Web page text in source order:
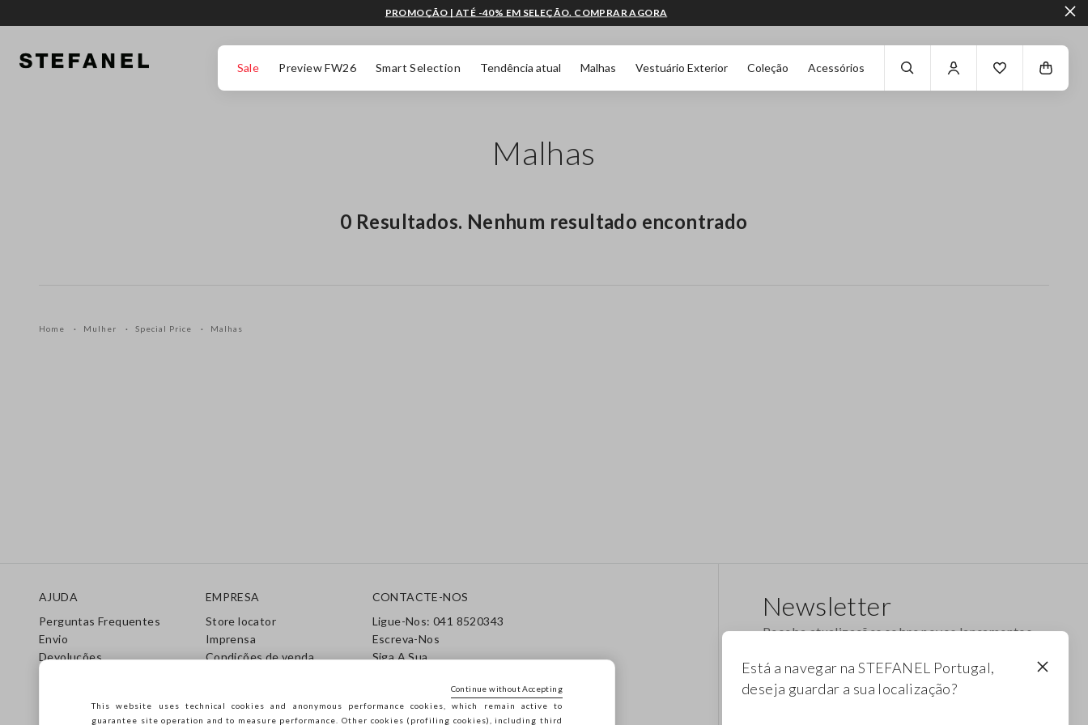
Sale Preview FW26 Smart Selection Tendência atual Malhas Vestuário Exterior Coleção Acessórios
PROMOÇÃO | ATÉ -40% EM SELEÇÃO. COMPRAR AGORA
Malhas
0 Resultados. Nenhum resultado encontrado
Home Mulher Special Price Malhas
AJUDA
Perguntas Frequentes
Envio
Devoluções
Guia de Tamanhos
EMPRESA
Store locator
Imprensa
Condições de venda
Sustentabilidade
CONTACTE-NOS
Ligue-Nos: 041 8520343
Escreva-Nos
Siga A Sua
Newsletter
Receba atualizações sobre novos lançamentos,
de 10%.
Está a navegar na STEFANEL Portugal,
deseja guardar a sua localização?
This website uses technical cookies and anonymous performance cookies, which remain active to
guarantee site operation and to measure performance. Other cookies (profiling cookies), including third
Continue without Accepting